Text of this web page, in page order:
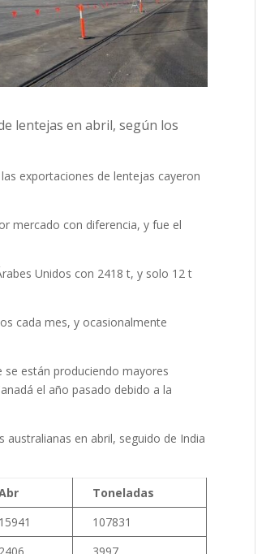
lentejas en abril, según los
exportaciones de lentejas cayeron
mercado con diferencia, y fue el
Unidos con 2418 t, y solo 12 t
cada mes, y ocasionalmente
se están produciendo mayores
el año pasado debido a la
en abril, seguido de India
Toneladas
15941
107831